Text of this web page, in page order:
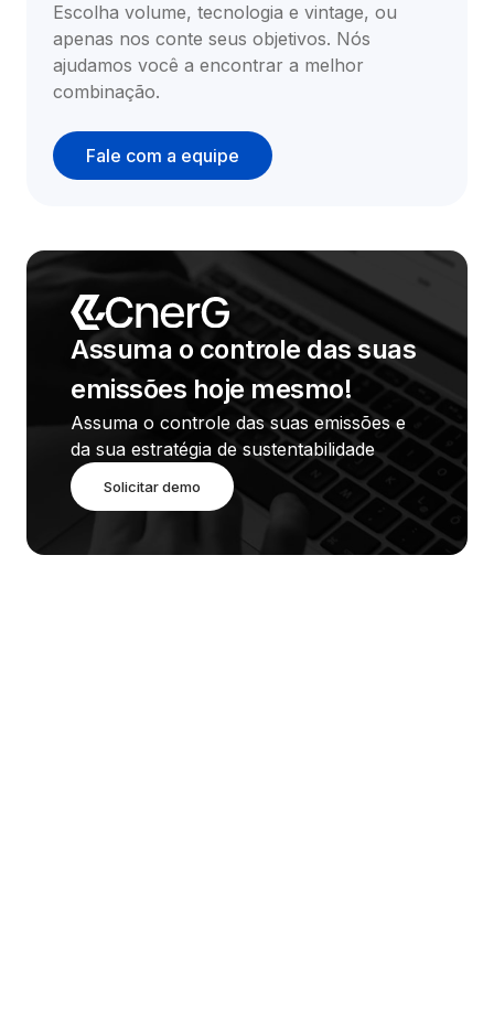
Escolha volume, tecnologia e vintage, ou
apenas nos conte seus objetivos. Nós
ajudamos você a encontrar a melhor
combinação.
Fale com a equipe
Assuma o controle das suas
emissões hoje mesmo!
Assuma o controle das suas emissões e
da sua estratégia de sustentabilidade
Solicitar demo